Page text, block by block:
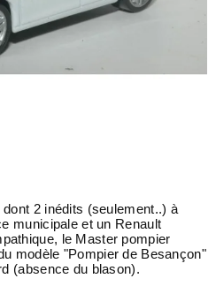
2 inédits (seulement..) à
municipale et un Renault
le Master pompier
modèle "Pompier de Besançon"
(absence du blason).